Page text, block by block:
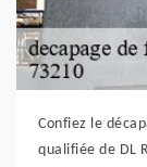
Confiez le
qualifiée de DL